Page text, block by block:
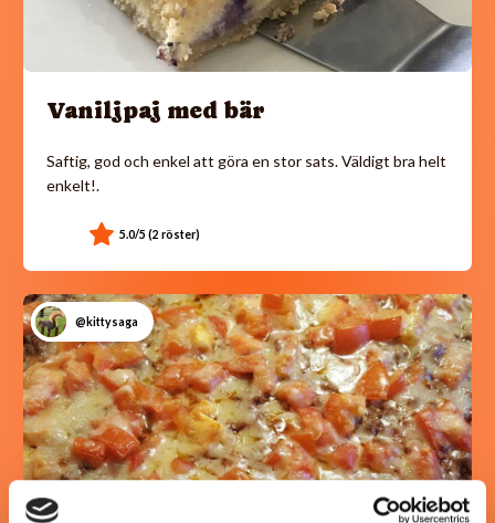
Vaniljpaj med bär
Saftig, god och enkel att göra en stor sats. Väldigt bra helt
enkelt!.
@kittysaga